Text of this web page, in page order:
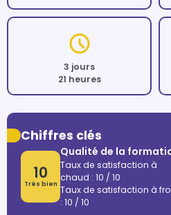
3 jours
21 heures
Chiffres clés
10
Très bien
Qualité de la
Taux de satisfaction à
chaud : 10 / 10
Taux de satisfaction à
: 10 / 10